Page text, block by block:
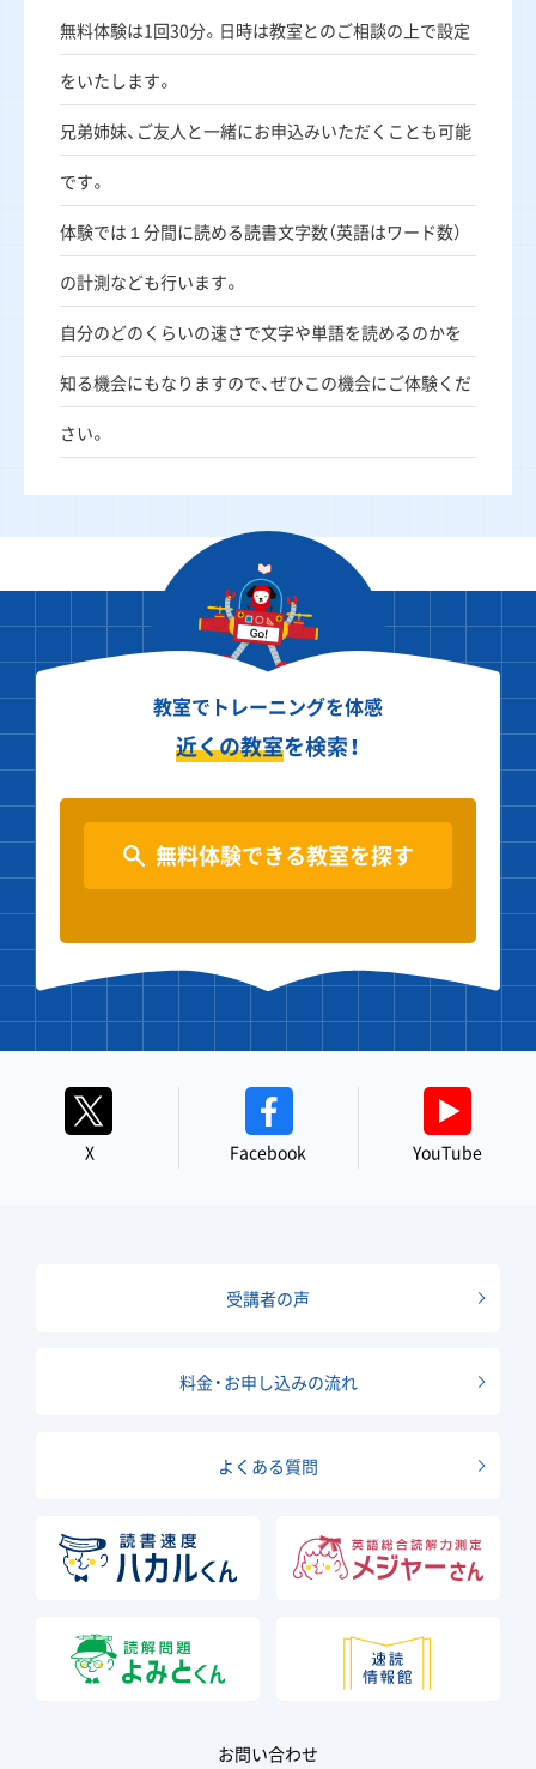
無料体験は1回30分。日時は教室とのご相談の上で設定
をいたします。
兄弟姉妹、ご友人と一緒にお申込みいただくことも可能
です。
体験では１分間に読める読書文字数（英語はワード数）
の計測なども行います。
自分のどのくらいの速さで文字や単語を読めるのかを
知る機会にもなりますので、ぜひこの機会にご体験くだ
さい。
教室でトレーニングを体感
近くの教室を検索！
無料体験できる教室を探す
X Facebook YouTube
受講者の声
料金・お申し込みの流れ
よくある質問
お問い合わせ